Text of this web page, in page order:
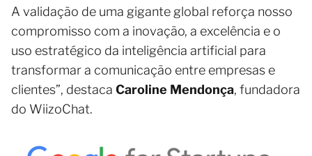
A validação de uma gigante global reforça nosso
compromisso com a inovação, a excelência e o
uso estratégico da inteligência artificial para
transformar a comunicação entre empresas e
clientes”, destaca Caroline Mendonça, fundadora
do WiizoChat.